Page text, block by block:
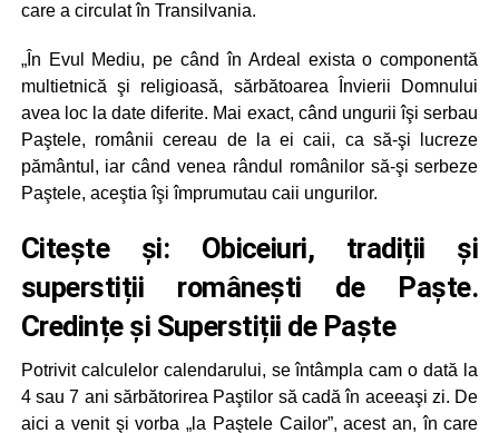
care a circulat în Transilvania.
„În Evul Mediu, pe când în Ardeal exista o componentă
multietnică şi religioasă, sărbătoarea Învierii Domnului
avea loc la date diferite. Mai exact, când ungurii îşi serbau
Paştele, românii cereau de la ei caii, ca să-şi lucreze
pământul, iar când venea rândul românilor să-şi serbeze
Paştele, aceştia îşi împrumutau caii ungurilor.
Citește și: Obiceiuri, tradiții și
superstiții românești de Paște.
Credințe și Superstiții de Paște
Potrivit calculelor calendarului, se întâmpla cam o dată la
4 sau 7 ani sărbătorirea Paştilor să cadă în aceeaşi zi. De
aici a venit şi vorba „la Paştele Cailor”, acest an, în care